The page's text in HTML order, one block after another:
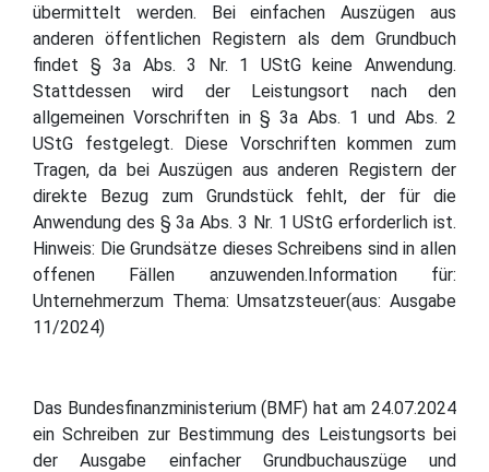
übermittelt werden. Bei einfachen Auszügen aus
anderen öffentlichen Registern als dem Grundbuch
findet § 3a Abs. 3 Nr. 1 UStG keine Anwendung.
Stattdessen wird der Leistungsort nach den
allgemeinen Vorschriften in § 3a Abs. 1 und Abs. 2
UStG festgelegt. Diese Vorschriften kommen zum
Tragen, da bei Auszügen aus anderen Registern der
direkte Bezug zum Grundstück fehlt, der für die
Anwendung des § 3a Abs. 3 Nr. 1 UStG erforderlich ist.
Hinweis: Die Grundsätze dieses Schreibens sind in allen
offenen Fällen anzuwenden.Information für:
Unternehmerzum Thema: Umsatzsteuer(aus: Ausgabe
11/2024)
Das Bundesfinanzministerium (BMF) hat am 24.07.2024
ein Schreiben zur Bestimmung des Leistungsorts bei
der Ausgabe einfacher Grundbuchauszüge und